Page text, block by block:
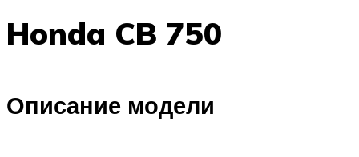
Honda CB 750
Описание модели